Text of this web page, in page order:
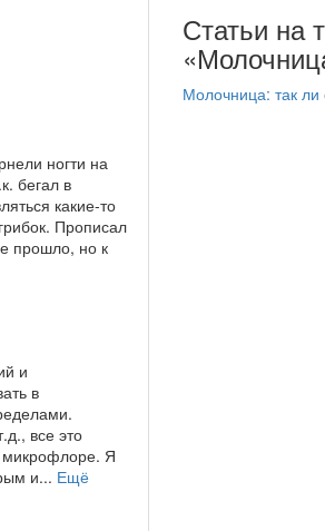
ногти на
бегал в
какие-то
Прописал
прошло, но к
и
в
все это
микрофлоре. Я
и... Ещё
Статьи на
Молочница: так